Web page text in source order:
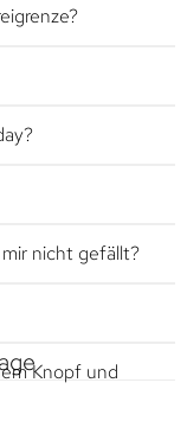
nicht gefällt?
Knopf und